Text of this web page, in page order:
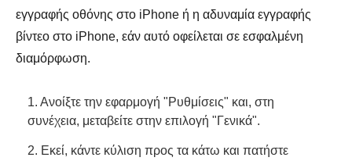
εγγραφής οθόνης στο iPhone ή η αδυναμία εγγραφής
βίντεο στο iPhone, εάν αυτό οφείλεται σε εσφαλμένη
διαμόρφωση.
1. Ανοίξτε την εφαρμογή "Ρυθμίσεις" και, στη
συνέχεια, μεταβείτε στην επιλογή "Γενικά".
2. Εκεί, κάντε κύλιση προς τα κάτω και πατήστε